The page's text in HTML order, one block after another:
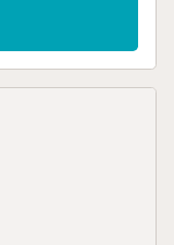
café e um
dirija-se à
do som